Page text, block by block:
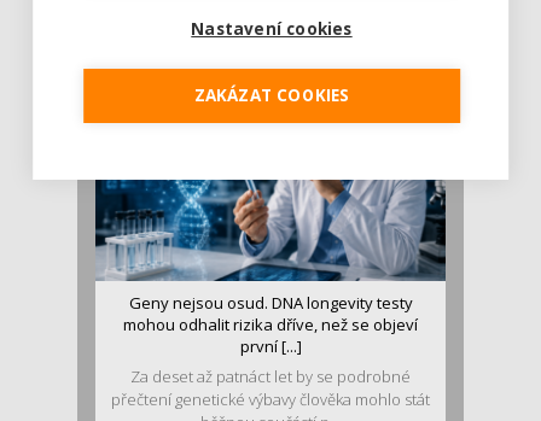
se o ně...
Geny nejsou osud. DNA longevity testy
mohou odhalit rizika dříve, než se objeví
první [...]
Za deset až patnáct let by se podrobné
přečtení genetické výbavy člověka mohlo stát
Nastavení cookies
ZAKÁZAT COOKIES